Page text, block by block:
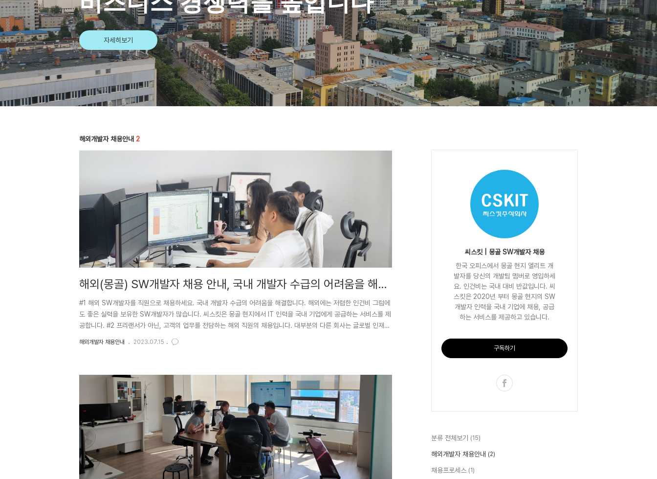
자세히보기
해외개발자 채용안내 2
해외(몽골) SW개발자 채용 안내, 국내 개발자 수급의 어려움을 해결
합니다.
#1 해외 SW개발자를 직원으로 채용하세요. 국내 개발자 수급의 어려움을 해결합니다. 해외에는 저렴한 인건비 그럼에
도 좋은 실력을 보유한 SW개발자가 많습니다. 씨스킷은 몽골 현지에서 IT 인력을 국내 기업에게 공급하는 서비스를 제
공합니다. #2 프리랜서가 아닌, 고객의 업무를 전담하는 해외 직원의 채용입니다. 대부분의 다른 회사는 글로벌 인재에
배치할 수 있다고 상상해 보십시오. 이제 아웃소싱 에이전시에 있는 소수의 인력에 의존할 필요 없이 실제 구직자를 인
해외개발자 채용안내 2023.07.15
씨스킷 | 몽골 SW개발자 채용
한국 오피스에서 몽골 현지 엘리트 개
발자를 당신의 개발팀 멤버로 영입하세
요. 인건비는 국내 대비 반값입니다. 씨
스킷은 2020년 부터 몽골 현지의 SW
개발자 인력을 국내 기업에 채용, 공급
하는 서비스를 제공하고 있습니다.
구독하기
분류 전체보기 (15)
해외개발자 채용안내 (2)
채용프로세스 (1)